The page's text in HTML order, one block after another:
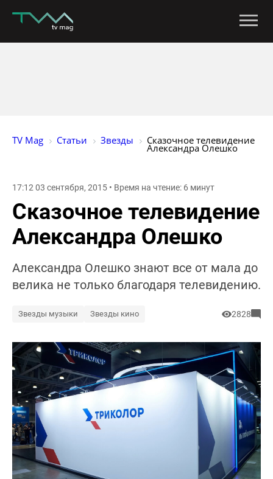
TV Mag Статьи Звезды Сказочное телевидение
Александра Олешко
17:12 03 сентября, 2015 • Время на чтение: 6 минут
Сказочное телевидение
Александра Олешко
Александра Олешко знают все от мала до
велика не только благодаря телевидению.
Звезды музыки Звезды кино 2828